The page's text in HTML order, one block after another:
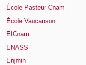
École Pasteur-Cnam
École Vaucanson
EICnam
ENASS
Enjmin